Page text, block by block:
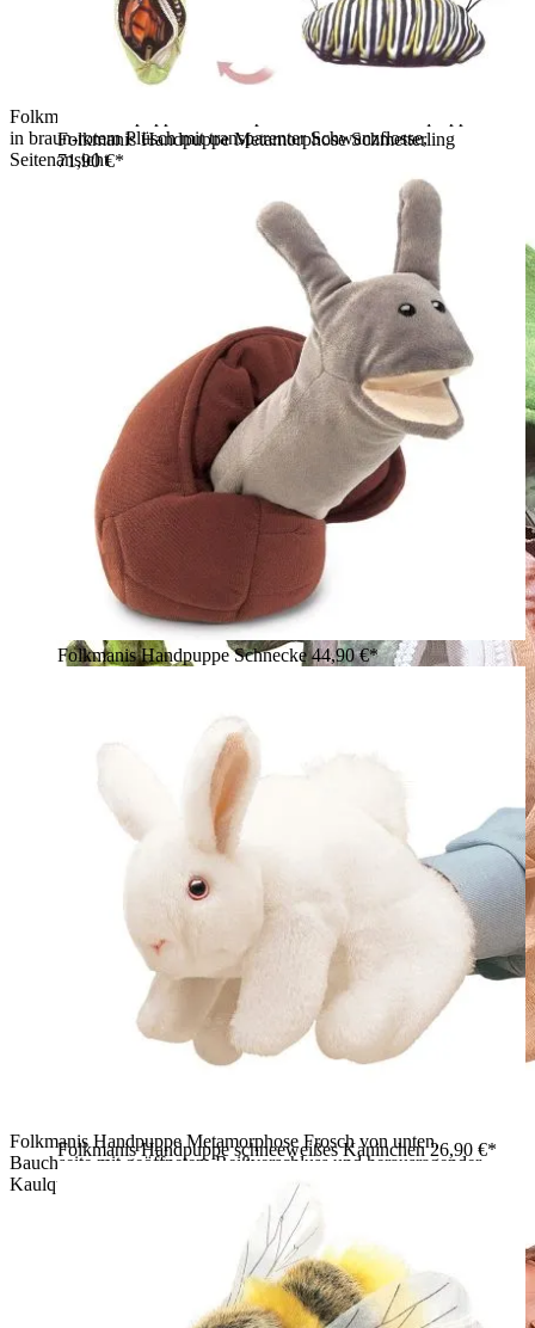
Folkmanis Handpuppe Metamorphose Frosch als Kaulquappe
in braun-rotem Plüsch mit transparenter Schwanzflosse,
Seitenansicht
Folkmanis Handpuppe Metamorphose Frosch von unten,
Bauchseite mit geöffnetem Reißverschluss und herausragender
Kaulquappen-Puppe sichtbar.
Folkmanis Handpuppe Metamorphose Schmetterling
71,90 €*
Folkmanis Handpuppe Schnecke44,90 €*
Folkmanis Handpuppe schneeweißes Kaninchen26,90 €*